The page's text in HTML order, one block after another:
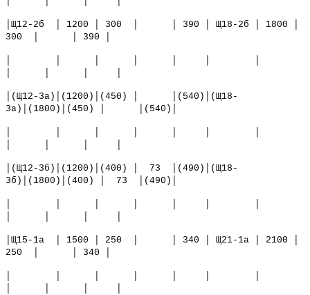
│Щ12-2б │ 1200 │ 300 │ │ 390 │ Щ18-2б │ 1800 │
300 │ │ 390 │
│(Щ12-3а)│(1200)│(450) │ │(540)│(Щ18-
3а)│(1800)│(450) │ │(540)│
│(Щ12-3б)│(1200)│(400) │ 73 │(490)│(Щ18-
3б)│(1800)│(400) │ 73 │(490)│
│Щ15-1a │ 1500 │ 250 │ │ 340 │ Щ21-1a │ 2100 │
250 │ │ 340 │